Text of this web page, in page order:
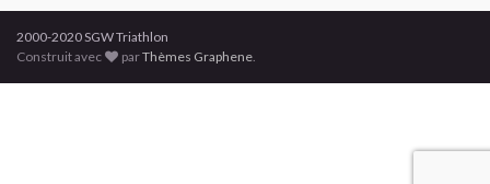
2000-2020 SGW Triathlon
Construit avec
parThèmes Graphene